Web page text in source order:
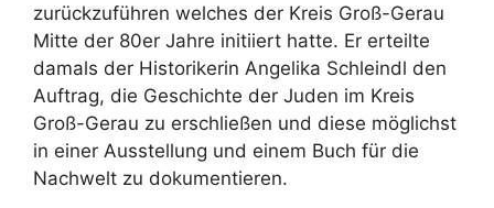
zurückzuführen welches der Kreis Groß-Gerau
Mitte der 80er Jahre initiiert hatte. Er erteilte
damals der Historikerin Angelika Schleindl den
Auftrag, die Geschichte der Juden im Kreis
Groß-Gerau zu erschließen und diese möglichst
in einer Ausstellung und einem Buch für die
Nachwelt zu dokumentieren.